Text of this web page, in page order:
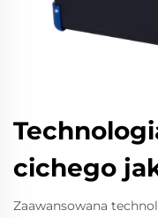
cichego
Zaawansowana